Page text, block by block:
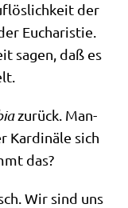
der
Eucha­ri­stie.
sagen, daß es
zurück. Man­
Kar­di­nä­le sich
das?
Wir sind uns